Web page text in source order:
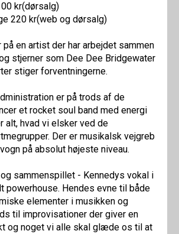
kr(dørsalg)
220 kr(web og dørsalg)
på en artist der har arbejdet sammen
stjerner som Dee Dee Bridgewater
stiger forventningerne.
er på trods af de
et rocket soul band med energi
alt, hvad vi elsker ved de
Der er musikalsk vejgreb
på absolut højeste niveau.
sammenspillet - Kennedys vokal i
powerhouse. Hendes evne til både
elementer i musikken og
til improvisationer der giver en
og noget vi alle skal glæde os til at